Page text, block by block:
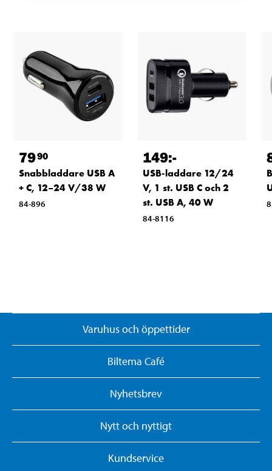
7990
Snabbladdare USB A
+ C, 12–24 V/38 W
84-896
149:-
USB-laddare 12/24
V, 1 st. USB C och 2
st. USB A, 40 W
84-8116
Varuhus och öppettider
Biltema Café
Nyhetsbrev
Nytt och nyttigt
Kundservice